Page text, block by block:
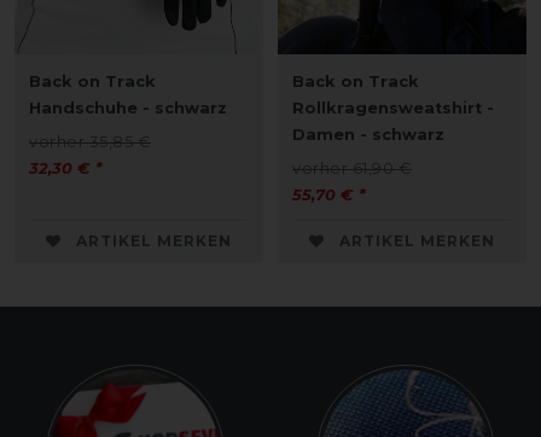
Back on Track
Handschuhe - schwarz
vorher 35,85 €
32,30 € *
ARTIKEL MERKEN
Back on Track
Rollkragensweatshirt -
Damen - schwarz
vorher 61,90 €
55,70 € *
ARTIKEL MERKEN